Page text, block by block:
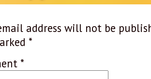
address will not be
*
*